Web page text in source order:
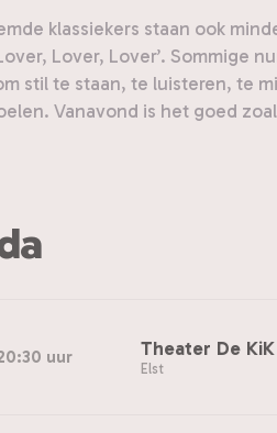
klassiekers staan ook
Lover, Lover’. Sommige
stil te staan, te luisteren, te
Vanavond is het goed
uur Theater De KiK
Elst